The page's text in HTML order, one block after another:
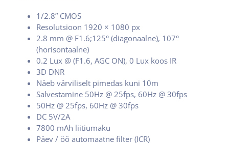
1/2.8” CMOS
Resolutsioon 1920 × 1080 px
2.8 mm @ F1.6;125° (diagonaalne), 107°
(horisontaalne)
0.2 Lux @ (F1.6, AGC ON), 0 Lux koos IR
3D DNR
Näeb värviliselt pimedas kuni 10m
Salvestamine 50Hz @ 25fps, 60Hz @ 30fps
50Hz @ 25fps, 60Hz @ 30fps
DC 5V/2A
7800 mAh liitiumaku
Päev / öö automaatne filter (ICR)